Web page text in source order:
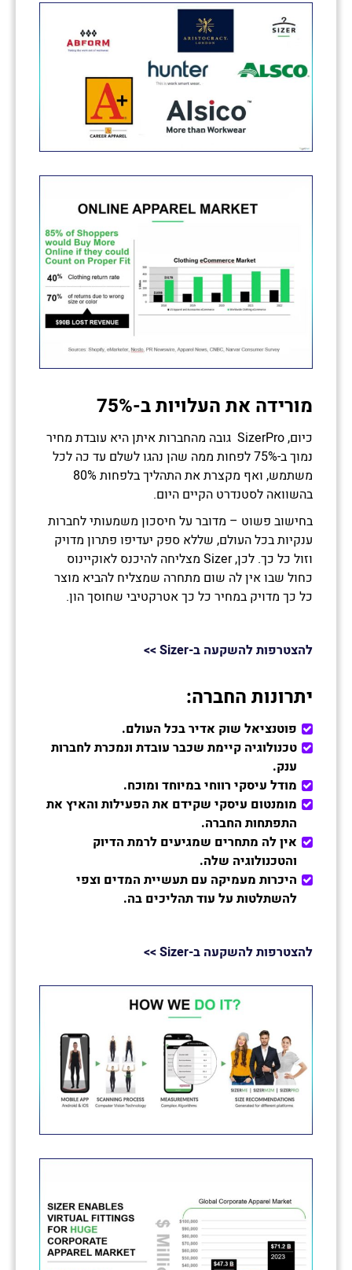
מורידה את העלויות ב-75%
כיום, SizerPro גובה מהחברות איתן היא עובדת מחיר
נמוך ב-75% לפחות ממה שהן נהגו לשלם עד כה לכל
משתמש, ואף מקצרת את התהליך בלפחות 80%
בהשוואה לסטנדרט הקיים היום.
בחישוב פשוט – מדובר על חיסכון משמעותי לחברות
ענקיות בכל העולם, שללא ספק יעדיפו פתרון מדויק
וזול כל כך. לכן, Sizer מצליחה להיכנס לאוקיינוס
כחול שבו אין לה שום מתחרה שמצליח להביא מוצר
כל כך מדויק במחיר כל כך אטרקטיבי שחוסך הון.
להצטרפות להשקעה ב-Sizer
>>
יתרונות החברה:
פוטנציאל שוק אדיר בכל העולם.
טכנולוגיה קיימת שכבר עובדת ונמכרת לחברות
ענק.
מודל עיסקי רווחי במיוחד ומוכח.
מומנטום עיסקי שקידם את הפעילות והאיץ את
התפתחות החברה.
אין לה מתחרים שמגיעים לרמת הדיוק
והטכנולוגיה שלה.
היכרות מעמיקה עם תעשיית המדים וצפי
להשתלטות על עוד תהליכים בה.
להצטרפות להשקעה ב-Sizer
>>